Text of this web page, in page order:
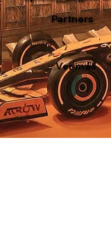
Partners
Ver más